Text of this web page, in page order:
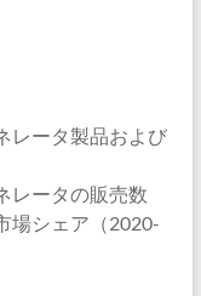
レータ製品および
レータの販売数
場シェア（2020-